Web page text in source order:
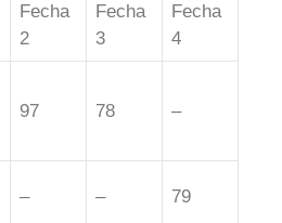
Fecha
2
Fecha
3
Fecha
4
97 78 –
– – 79